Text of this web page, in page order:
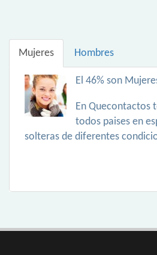
Mujeres Hombres
El 46% son
En Quecontactos
todos paises en
solteras de diferentes